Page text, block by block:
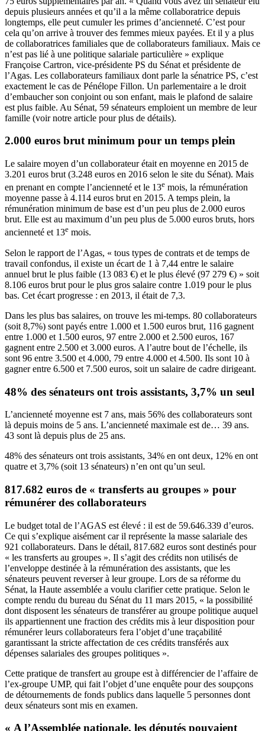
depuis plusieurs années et qu’il a la même collaboratrice depuis
longtemps, elle peut cumuler les primes d’ancienneté. C’est pour
cela qu’on arrive à trouver des femmes mieux payées. Et il y a plus
de collaboratrices familiales que de collaborateurs familiaux. Mais ce
n’est pas lié à une politique salariale particulière » explique
Françoise Cartron, vice-présidente PS du Sénat et présidente de
l’Agas. Les collaborateurs familiaux dont parle la sénatrice PS, c’est
exactement le cas de Pénélope Fillon. Un parlementaire a le droit
d’embaucher son conjoint ou son enfant, mais le plafond de salaire
est plus faible. Au Sénat, 59 sénateurs emploient un membre de leur
famille (voir notre article pour plus de détails).
2.000 euros brut minimum pour un temps plein
Le salaire moyen d’un collaborateur était en moyenne en 2015 de
3.201 euros brut (3.248 euros en 2016 selon le site du Sénat). Mais
en prenant en compte l’ancienneté et le 13e mois, la rémunération
moyenne passe à 4.114 euros brut en 2015. A temps plein, la
rémunération minimum de base est d’un peu plus de 2.000 euros
brut. Elle est au maximum d’un peu plus de 5.000 euros bruts, hors
ancienneté et 13e mois.
Selon le rapport de l’Agas, « tous types de contrats et de temps de
travail confondus, il existe un écart de 1 à 7,44 entre le salaire
annuel brut le plus faible (13 083 €) et le plus élevé (97 279 €) » soit
8.106 euros brut pour le plus gros salaire contre 1.019 pour le plus
bas. Cet écart progresse : en 2013, il était de 7,3.
Dans les plus bas salaires, on trouve les mi-temps. 80 collaborateurs
(soit 8,7%) sont payés entre 1.000 et 1.500 euros brut, 116 gagnent
entre 1.000 et 1.500 euros, 97 entre 2.000 et 2.500 euros, 167
gagnent entre 2.500 et 3.000 euros. A l’autre bout de l’échelle, ils
sont 96 entre 3.500 et 4.000, 79 entre 4.000 et 4.500. Ils sont 10 à
gagner entre 6.500 et 7.500 euros, soit un salaire de cadre dirigeant.
48% des sénateurs ont trois assistants, 3,7% un seul
L’ancienneté moyenne est 7 ans, mais 56% des collaborateurs sont
là depuis moins de 5 ans. L’ancienneté maximale est de… 39 ans.
43 sont là depuis plus de 25 ans.
48% des sénateurs ont trois assistants, 34% en ont deux, 12% en ont
quatre et 3,7% (soit 13 sénateurs) n’en ont qu’un seul.
817.682 euros de « transferts au groupes » pour
rémunérer des collaborateurs
Le budget total de l’AGAS est élevé : il est de 59.646.339 d’euros.
Ce qui s’explique aisément car il représente la masse salariale des
921 collaborateurs. Dans le détail, 817.682 euros sont destinés pour
« les transferts au groupes ». Il s’agit des crédits non utilisés de
l’enveloppe destinée à la rémunération des assistants, que les
sénateurs peuvent reverser à leur groupe. Lors de sa réforme du
Sénat, la Haute assemblée a voulu clarifier cette pratique. Selon le
compte rendu du bureau du Sénat du 11 mars 2015, « la possibilité
dont disposent les sénateurs de transférer au groupe politique auquel
ils appartiennent une fraction des crédits mis à leur disposition pour
rémunérer leurs collaborateurs fera l’objet d’une traçabilité
garantissant la stricte affectation de ces crédits transférés aux
dépenses salariales des groupes politiques ».
Cette pratique de transfert au groupe est à différencier de l’affaire de
l’ex-groupe UMP, qui fait l’objet d’une enquête pour des soupçons
de détournements de fonds publics dans laquelle 5 personnes dont
deux sénateurs sont mis en examen.
« A l’Assemblée nationale, les députés pouvaient